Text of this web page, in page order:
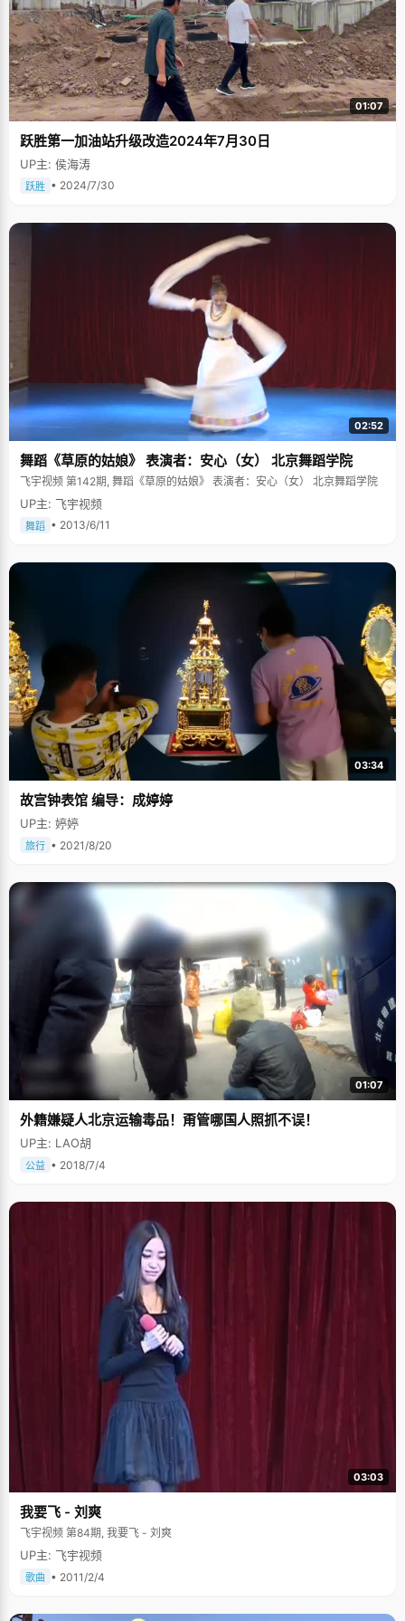
01:07
跃胜第一加油站升级改造2024年7月30日
UP主: 侯海涛
跃胜 • 2024/7/30
02:52
舞蹈《草原的姑娘》 表演者：安心（女） 北京舞蹈学院
飞宇视频 第142期, 舞蹈《草原的姑娘》 表演者：安心（女） 北京舞蹈学院
UP主: 飞宇视频
舞蹈 • 2013/6/11
03:34
故宫钟表馆 编导：成婷婷
UP主: 婷婷
旅行 • 2021/8/20
01:07
外籍嫌疑人北京运输毒品！甭管哪国人照抓不误！
UP主: LAO胡
公益 • 2018/7/4
03:03
我要飞 - 刘爽
飞宇视频 第84期, 我要飞 - 刘爽
UP主: 飞宇视频
歌曲 • 2011/2/4